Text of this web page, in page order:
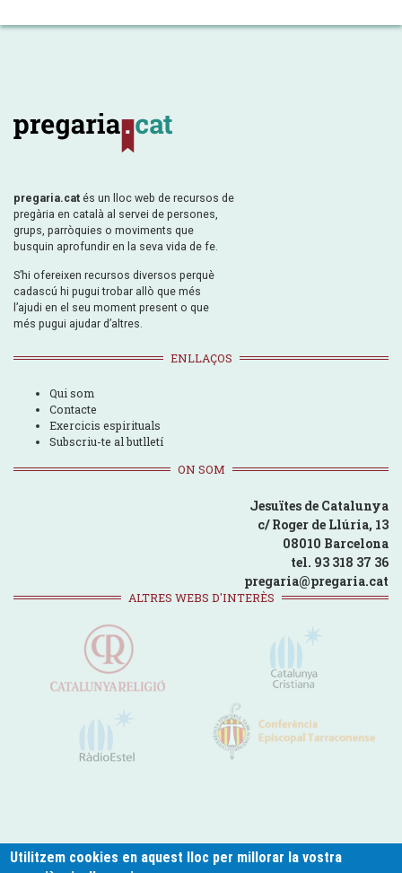
pregaria.cat és un lloc web de recursos de
pregària en català al servei de persones,
grups, parròquies o moviments que
busquin aprofundir en la seva vida de fe.
S’hi ofereixen recursos diversos perquè
cadascú hi pugui trobar allò que més
l’ajudi en el seu moment present o que
més pugui ajudar d’altres.
ENLLAÇOS
Qui som
Contacte
Exercicis espirituals
Subscriu-te al butlletí
ON SOM
Jesuïtes de Catalunya
c/ Roger de Llúria, 13
08010 Barcelona
tel. 93 318 37 36
pregaria@pregaria.cat
ALTRES WEBS D'INTERÈS
Utilitzem cookies en aquest lloc per millorar la vostra